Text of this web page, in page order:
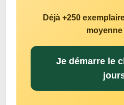
Déjà +250
moyenne
Je démarre le